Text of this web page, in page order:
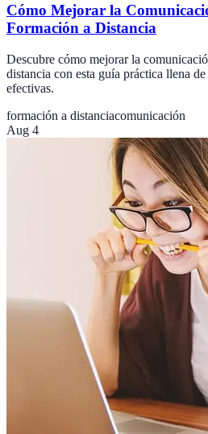
Cómo Mejorar la
Formación a Distancia
Descubre cómo mejorar la
distancia con esta guía práctica llena
efectivas.
formación a distanciacomunicación
Aug 4